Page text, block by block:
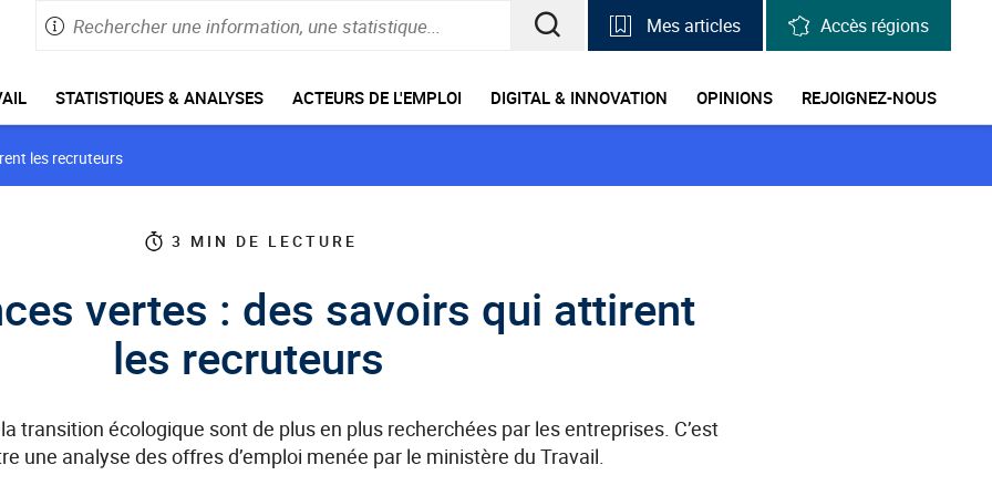
Rechercher
une
statistique
Saisie
maximum
UNE
Mes articles Accès régions
STATISTIQUES & ANALYSES ACTEURS DE L'EMPLOI DIGITAL & INNOVATION OPINIONS REJOIGNEZ-NOUS
les recruteurs
3 MIN DE LECTURE
vertes : des savoirs qui attirent
les recruteurs
transition écologique sont de plus en plus recherchées par les entreprises. C’est
une analyse des offres d’emploi menée par le ministère du Travail.